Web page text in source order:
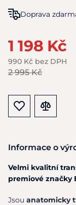
Doprava
1 198 Kč
990 Kč bez DPH
2 995 Kč
Informace o
Velmi kvalitní
premiové značky
Jsou anatomicky